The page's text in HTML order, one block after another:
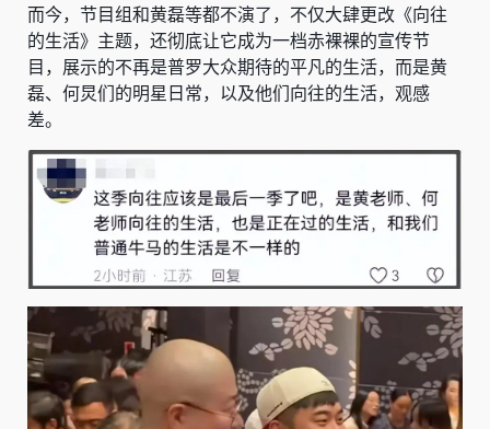
而今，节目组和黄磊等都不演了，不仅大肆更改《向往
的生活》主题，还彻底让它成为一档赤裸裸的宣传节
目，展示的不再是普罗大众期待的平凡的生活，而是黄
磊、何炅们的明星日常，以及他们向往的生活，观感
差。